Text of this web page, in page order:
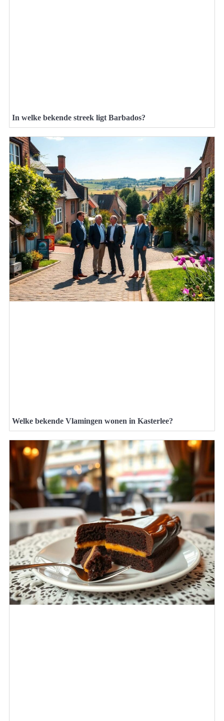
In welke bekende streek ligt Barbados?
Welke bekende Vlamingen wonen in Kasterlee?